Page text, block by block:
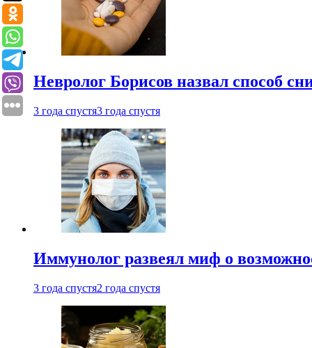
Невролог Борисов назвал способ
3 года спустя3 года спустя
Иммунолог развеял миф о
3 года спустя2 года спустя